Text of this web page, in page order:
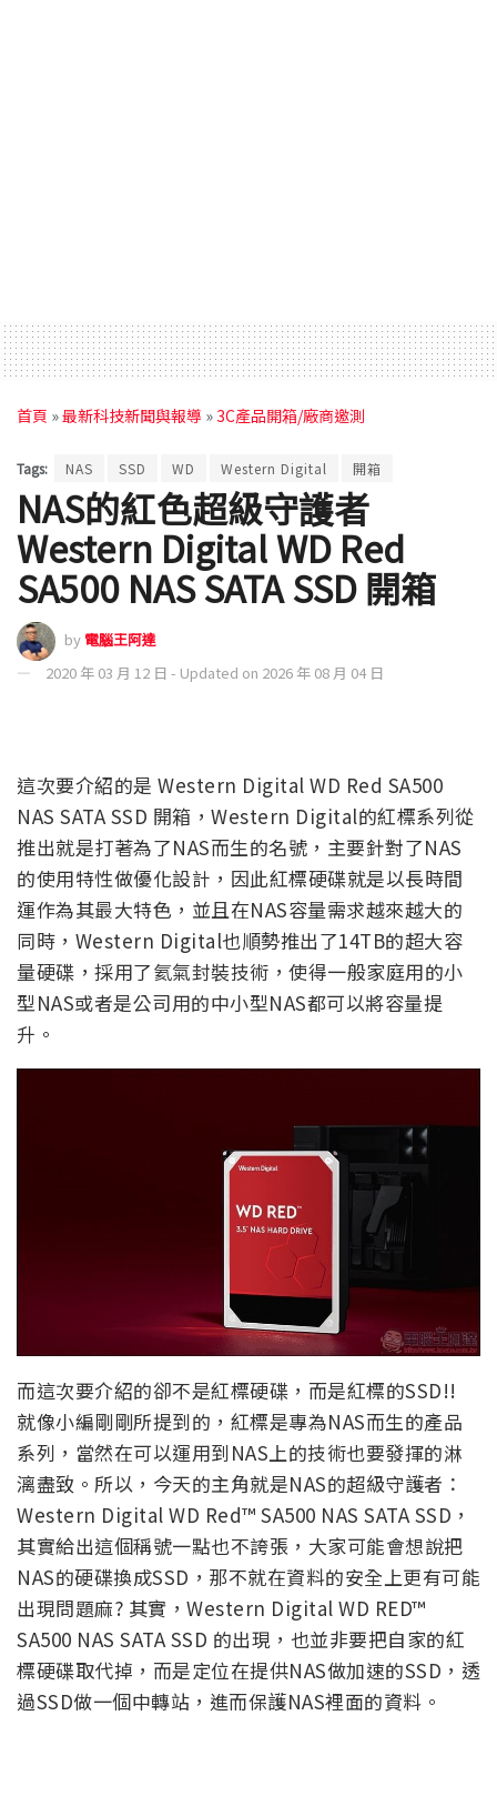
首頁 »最新科技新聞與報導 »3C產品開箱/廠商邀測
Tags: NAS SSD WD Western Digital 開箱
NAS的紅色超級守護者
Western Digital WD Red
SA500 NAS SATA SSD 開箱
by 電腦王阿達
2020 年 03 月 12 日 - Updated on 2026 年 08 月 04 日
這次要介紹的是 Western Digital WD Red SA500
NAS SATA SSD 開箱，Western Digital的紅標系列從
推出就是打著為了NAS而生的名號，主要針對了NAS
的使用特性做優化設計，因此紅標硬碟就是以長時間
運作為其最大特色，並且在NAS容量需求越來越大的
同時，Western Digital也順勢推出了14TB的超大容
量硬碟，採用了氦氣封裝技術，使得一般家庭用的小
型NAS或者是公司用的中小型NAS都可以將容量提
升。
而這次要介紹的卻不是紅標硬碟，而是紅標的SSD!!
就像小編剛剛所提到的，紅標是專為NAS而生的產品
系列，當然在可以運用到NAS上的技術也要發揮的淋
漓盡致。所以，今天的主角就是NAS的超級守護者：
Western Digital WD Red™ SA500 NAS SATA SSD，
其實給出這個稱號一點也不誇張，大家可能會想說把
NAS的硬碟換成SSD，那不就在資料的安全上更有可能
出現問題麻? 其實，Western Digital WD RED™
SA500 NAS SATA SSD 的出現，也並非要把自家的紅
標硬碟取代掉，而是定位在提供NAS做加速的SSD，透
過SSD做一個中轉站，進而保護NAS裡面的資料。